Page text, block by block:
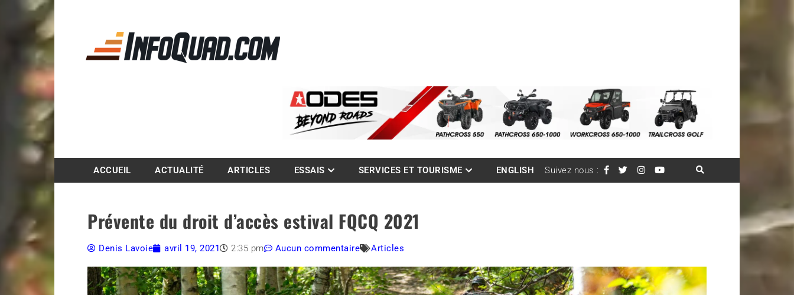
ACCUEIL ACTUALITÉ ARTICLES ESSAIS SERVICES ET TOURISME ENGLISH Suivez nous :
Prévente du droit d’accès estival FQCQ 2021
Denis Lavoie avril 19, 2021 2:35 pm Aucun commentaire Articles